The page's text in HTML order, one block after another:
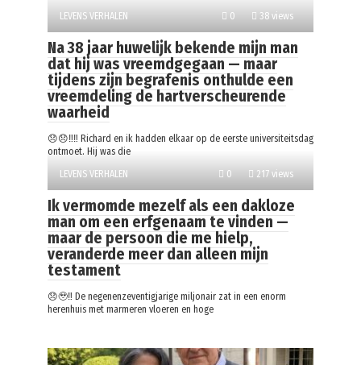
LEVENS VERHALEN
0 38 views
Na 38 jaar huwelijk bekende mijn man
dat hij was vreemdgegaan — maar
tijdens zijn begrafenis onthulde een
vreemdeling de hartverscheurende
waarheid
😞😞‼️‼️ Richard en ik hadden elkaar op de eerste universiteitsdag
ontmoet. Hij was die
LEVENS VERHALEN
0 217 views
Ik vermomde mezelf als een dakloze
man om een erfgenaam te vinden —
maar de persoon die me hielp,
veranderde meer dan alleen mijn
testament
😞🥹‼️ De negenenzeventigjarige miljonair zat in een enorm
herenhuis met marmeren vloeren en hoge